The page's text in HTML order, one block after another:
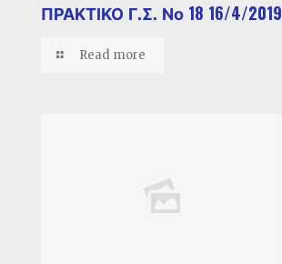
ΠΡΑΚΤΙΚΟ Γ.Σ. Νο 18 16/4/2019
Read more